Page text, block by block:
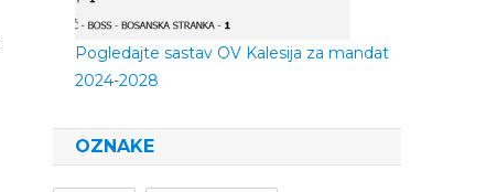
Pogledajte sastav OV Kalesija za mandat
2024-2028
OZNAKE